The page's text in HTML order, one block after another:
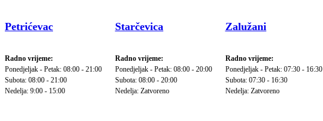
Petrićevac
Radno vrijeme:
Ponedjeljak - Petak: 08:00 - 21:00
Subota: 08:00 - 21:00
Nedelja: 9:00 - 15:00
Starčevica
Radno vrijeme:
Ponedjeljak - Petak: 08:00 - 20:00
Subota: 08:00 - 20:00
Nedelja: Zatvoreno
Zalužani
Radno vrijeme:
Ponedjeljak - Petak: 07:30 - 16:30
Subota: 07:30 - 16:30
Nedelja: Zatvoreno